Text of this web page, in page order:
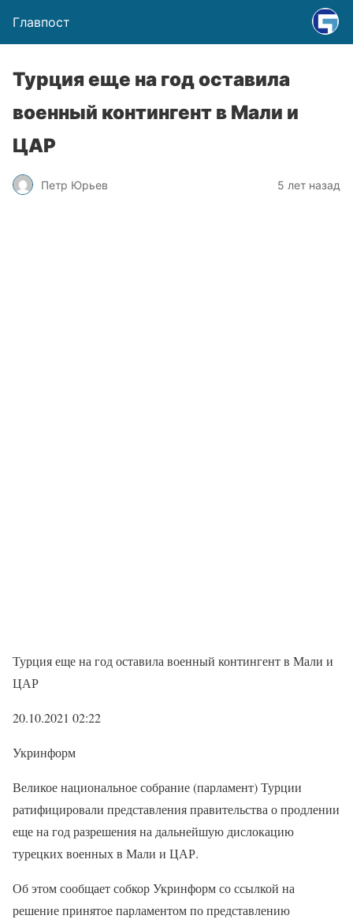
Главпост
Турция еще на год оставила
военный контингент в Мали и
ЦАР
Петр Юрьев 5 лет назад
Турция еще на год оставила военный контингент в Мали и
ЦАР
20.10.2021 02:22
Укринформ
Великое национальное собрание (парламент) Турции
ратифицировали представления правительства о продлении
еще на год разрешения на дальнейшую дислокацию
турецких военных в Мали и ЦАР.
Об этом сообщает собкор Укринформ со ссылкой на
решение принятое парламентом по представлению